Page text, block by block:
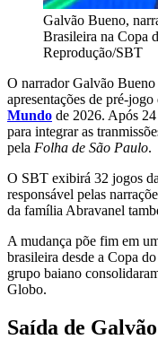
Galvão Bueno,
Brasileira na Copa
Reprodução/SBT
O narrador Galvão
apresentações de pré-
Mundo de 2026. Após
para integrar as
pela Folha de São Paulo.
O SBT exibirá 32 jogos
responsável pelas
da família Abravanel
A mudança põe fim em
brasileira desde a Copa
grupo baiano
Globo.
Saída de